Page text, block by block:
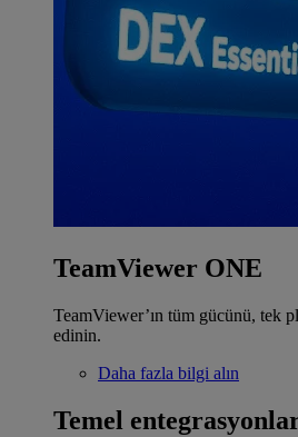
TeamViewer ONE
TeamViewer’ın tüm gücünü, tek
edinin.
Daha fazla bilgi alın
Temel